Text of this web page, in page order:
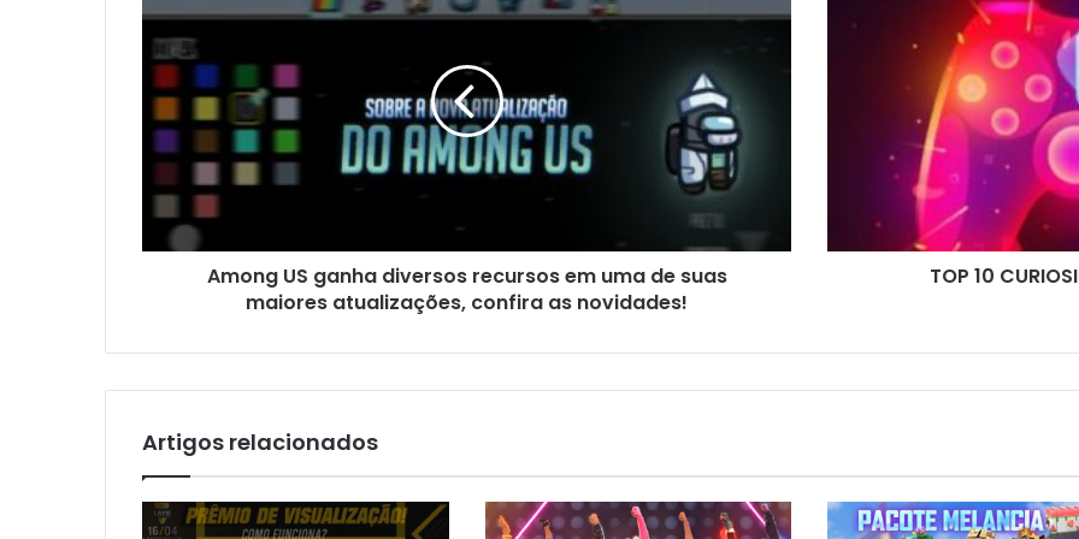
Among US ganha diversos recursos em uma de suas
maiores atualizações, confira as novidades!
TOP 10
Artigos relacionados